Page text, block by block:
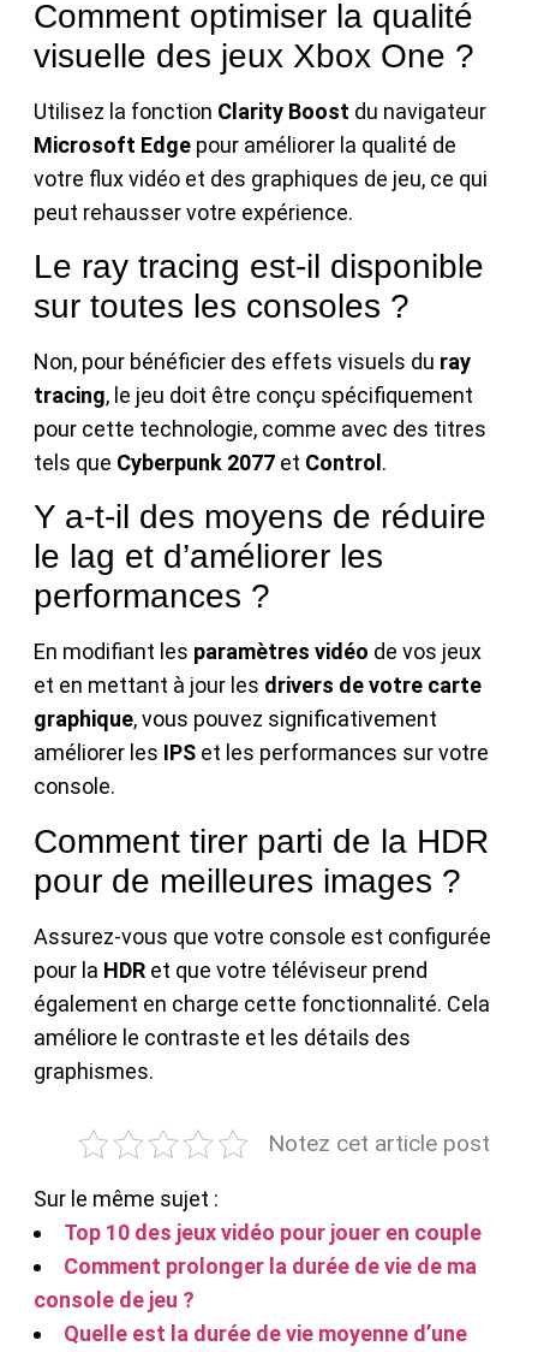
Comment optimiser la qualité
visuelle des jeux Xbox One ?
Utilisez la fonction Clarity Boost du navigateur
Microsoft Edge pour améliorer la qualité de
votre flux vidéo et des graphiques de jeu, ce qui
peut rehausser votre expérience.
Le ray tracing est-il disponible
sur toutes les consoles ?
Non, pour bénéficier des effets visuels du ray
tracing, le jeu doit être conçu spécifiquement
pour cette technologie, comme avec des titres
tels que Cyberpunk 2077 et Control .
Y a-t-il des moyens de réduire
le lag et d’améliorer les
performances ?
En modifiant les paramètres vidéo de vos jeux
et en mettant à jour les drivers de votre carte
graphique, vous pouvez significativement
améliorer les IPS et les performances sur votre
console.
Comment tirer parti de la HDR
pour de meilleures images ?
Assurez-vous que votre console est configurée
pour la HDR et que votre téléviseur prend
également en charge cette fonctionnalité. Cela
améliore le contraste et les détails des
graphismes.
Notez cet article post
Sur le même sujet :
Top 10 des jeux vidéo pour jouer en couple
Comment prolonger la durée de vie de ma
console de jeu ?
Quelle est la durée de vie moyenne d’une